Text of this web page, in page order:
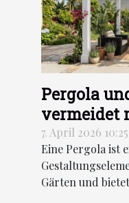
Pergola
vermeidet
7. April 2026 10:25
Eine Pergola ist
Gärten und